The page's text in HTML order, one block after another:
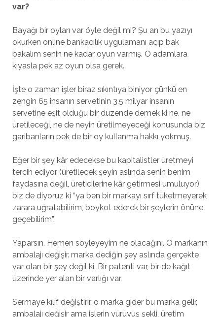
var?
Bayağı bir oyları var öyle değil mi? Şu an bu yazıyı
okurken online bankacılık uygulamanı açıp bak
bakalım senin ne kadar oyun varmış. O adamlara
kıyasla pek az oyun olsa gerek.
İşte o zaman işler biraz sıkıntıya biniyor çünkü en
zengin 65 insanın servetinin 3.5 milyar insanın
servetine eşit olduğu bir düzende demek ki ne, ne
üretileceği, ne de neyin üretilmeyeceği konusunda biz
garibanların pek de bir oy kullanma hakkı yokmuş.
Eğer bir şey kâr edecekse bu kapitalistler üretmeyi
tercih ediyor (üretilecek şeyin aslında senin benim
faydasına değil, üreticilerine kâr getirmesi umuluyor)
biz de diyoruz ki “ya ben bir markayı sırf tüketmeyerek
zarara uğratabilirim, boykot ederek bir şeylerin önüne
geçebilirim”.
Yaparsın. Hemen söyleyeyim ne olacağını. O markanın
ambalajı değişir. marka dediğin şey aslında gerçekte
var olan bir şey değil ki. Bir patenti var, bir de kağıt
üzerinde yer alan bir varlığı var.
Sermaye kılıf değiştirir, o marka gider bu marka gelir,
ambalajı değişir ama işlerin yürüyüş şekli, üretim